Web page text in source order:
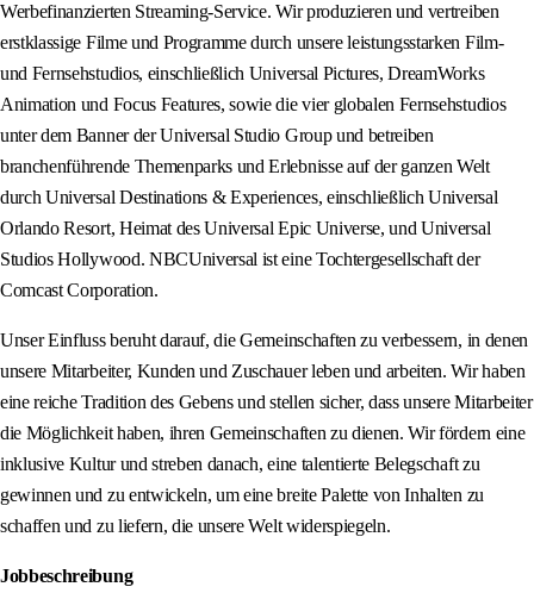
Werbefinanzierten Streaming-Service. Wir produzieren und vertreiben
erstklassige Filme und Programme durch unsere leistungsstarken Film-
und Fernsehstudios, einschließlich Universal Pictures, DreamWorks
Animation und Focus Features, sowie die vier globalen Fernsehstudios
unter dem Banner der Universal Studio Group und betreiben
branchenführende Themenparks und Erlebnisse auf der ganzen Welt
durch Universal Destinations & Experiences, einschließlich Universal
Orlando Resort, Heimat des Universal Epic Universe, und Universal
Studios Hollywood. NBCUniversal ist eine Tochtergesellschaft der
Comcast Corporation.
Unser Einfluss beruht darauf, die Gemeinschaften zu verbessern, in denen
unsere Mitarbeiter, Kunden und Zuschauer leben und arbeiten. Wir haben
eine reiche Tradition des Gebens und stellen sicher, dass unsere Mitarbeiter
die Möglichkeit haben, ihren Gemeinschaften zu dienen. Wir fördern eine
inklusive Kultur und streben danach, eine talentierte Belegschaft zu
gewinnen und zu entwickeln, um eine breite Palette von Inhalten zu
schaffen und zu liefern, die unsere Welt widerspiegeln.
Jobbeschreibung